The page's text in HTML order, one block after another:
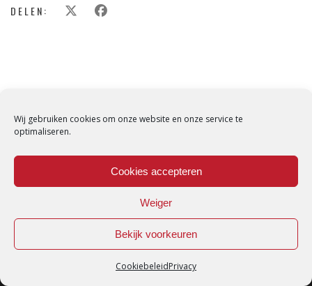
Wij gebruiken cookies om onze website en onze service te
optimaliseren.
Cookies accepteren
Weiger
Bekijk voorkeuren
CookiebeleidPrivacy
DELEN:
Loredana © Made with love byDirtyHippos